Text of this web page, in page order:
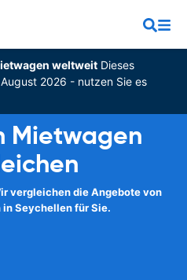
weltweitDieses
2026 - nutzen Sie es
Mietwagen
vergleichen die Angebote von
Seychellen für Sie.